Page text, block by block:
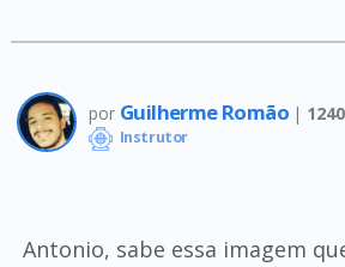
por Guilherme Romão |
Instrutor
Antonio, sabe essa imagem